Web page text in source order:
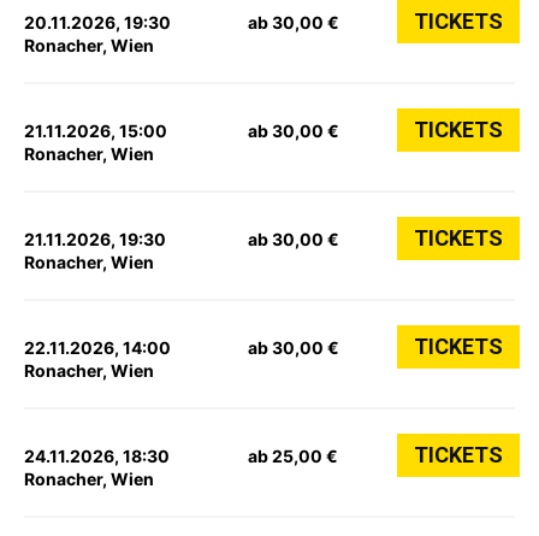
20.11.2026, 19:30
Ronacher, Wien
ab 30,00 € TICKETS
21.11.2026, 15:00
Ronacher, Wien
ab 30,00 € TICKETS
21.11.2026, 19:30
Ronacher, Wien
ab 30,00 € TICKETS
22.11.2026, 14:00
Ronacher, Wien
ab 30,00 € TICKETS
24.11.2026, 18:30
Ronacher, Wien
ab 25,00 € TICKETS